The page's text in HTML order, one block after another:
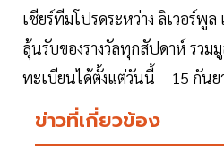
เชียร์ทีมโปรดระหว่าง ลิเวอร์พู
ลุ้นรับของรางวัลทุกสัปดาห์ รวม
ทะเบียนได้ตั้งแต่วันนี้ – 15 กัน
ข่าวที่เกี่ยวข้อง